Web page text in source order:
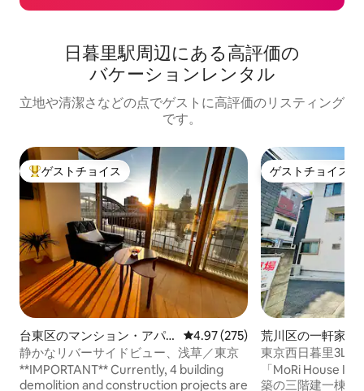
日暮里駅⁠周⁠辺⁠に⁠あ⁠る高⁠評⁠価⁠の
バ⁠ケ⁠ー⁠シ⁠ョ⁠ン⁠レ⁠ン⁠タ⁠ル
立地や清潔さなどの点でゲストに高評価のリスティング
です。
大好評のゲストチョイスです。
ゲストチョイス
台東区のマンション・アパ
ート
レビュー275件、5つ星中4.97つ
4.97 (275)
静かなリバーサイドビュー、浅草／東京
**IMPORTANT** Currently, 4 building
demolition and construction projects are
ゲストチョイス
ゲストチョイス
荒川区の一軒家
東京西日暮里
1台分！上野秋葉
「MoRi House IN
築の三階建一棟ビ